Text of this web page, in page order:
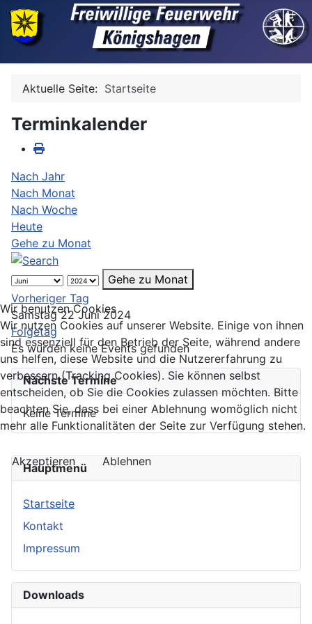
Hauptmenü
Startseite
Kontakt
Impressum
Downloads
Aktuelle Seite: Startseite
Terminkalender
Nach Jahr
Nach Monat
Nach Woche
Heute
Gehe zu Monat
Gehe zu Monat
Vorheriger Tag
Samstag 22 Juni 2024
Folgetag
Es wurden keine Events gefunden
Nächste Termine
Keine Termine
Wir benutzen Cookies
Wir nutzen Cookies auf unserer Website. Einige von ihnen
sind essenziell für den Betrieb der Seite, während andere
uns helfen, diese Website und die Nutzererfahrung zu
verbessern (Tracking Cookies). Sie können selbst
entscheiden, ob Sie die Cookies zulassen möchten. Bitte
beachten Sie, dass bei einer Ablehnung womöglich nicht
mehr alle Funktionalitäten der Seite zur Verfügung stehen.
Akzeptieren Ablehnen